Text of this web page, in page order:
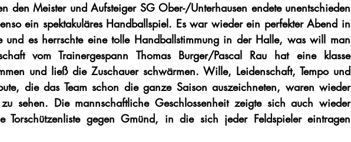
den Meister und Aufsteiger SG Ober-/Unterhausen endete unentschieden
ein spektakuläres Handballspiel. Es war wieder ein perfekter Abend in
und es herrschte eine tolle Handballstimmung in der Halle, was will man
vom Trainergespann Thomas Burger/Pascal Rau hat eine klasse
und ließ die Zuschauer schwärmen. Wille, Leidenschaft, Tempo und
die das Team schon die ganze Saison auszeichneten, waren wieder
sehen. Die mannschaftliche Geschlossenheit zeigte sich auch wieder
Torschützenliste gegen Gmünd, in die sich jeder Feldspieler eintragen